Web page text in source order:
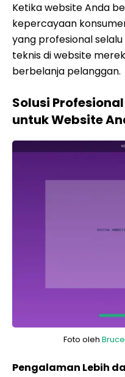
Ketika website Anda
kepercayaan
yang profesional
teknis di website
berbelanja pelanggan.
Solusi
untuk Website
Foto oleh
Pengalaman Lebih